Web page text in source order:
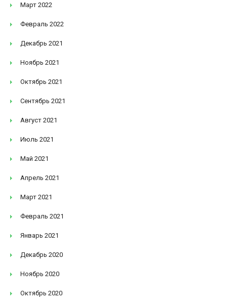
Март 2022
Февраль 2022
Декабрь 2021
Ноябрь 2021
Октябрь 2021
Сентябрь 2021
Август 2021
Июль 2021
Май 2021
Апрель 2021
Март 2021
Февраль 2021
Январь 2021
Декабрь 2020
Ноябрь 2020
Октябрь 2020